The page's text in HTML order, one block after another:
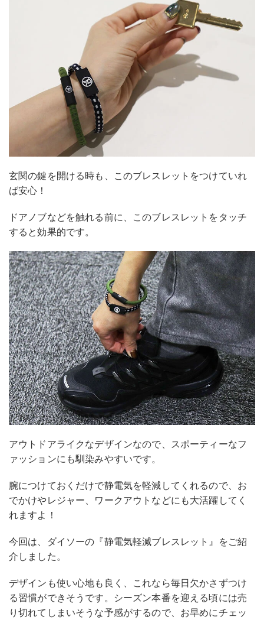
玄関の鍵を開ける時も、このブレスレットをつけていれ
ば安心！
ドアノブなどを触れる前に、このブレスレットをタッチ
すると効果的です。
アウトドアライクなデザインなので、スポーティーなフ
ァッションにも馴染みやすいです。
腕につけておくだけで静電気を軽減してくれるので、お
でかけやレジャー、ワークアウトなどにも大活躍してく
れますよ！
今回は、ダイソーの『静電気軽減ブレスレット』をご紹
介しました。
デザインも使い心地も良く、これなら毎日欠かさずつけ
る習慣ができそうです。シーズン本番を迎える頃には売
り切れてしまいそうな予感がするので、お早めにチェッ